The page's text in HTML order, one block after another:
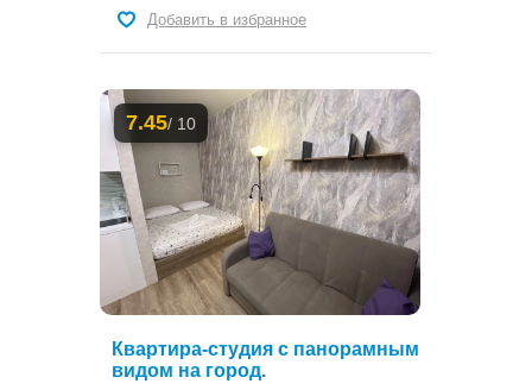
Добавить в избранное
7.45/ 10
Квартира-студия с панорамным
видом на город.